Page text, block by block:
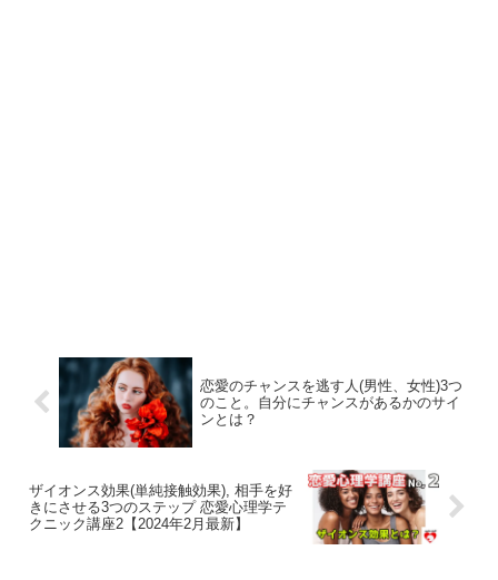
恋愛のチャンスを逃す人(男性、女性)3つ
のこと。自分にチャンスがあるかのサイ
ンとは？
ザイオンス効果(単純接触効果), 相手を好
きにさせる3つのステップ 恋愛心理学テ
クニック講座2【2024年2月最新】